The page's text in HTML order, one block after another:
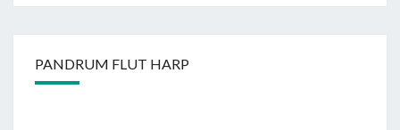
PANDRUM FLUT HARP